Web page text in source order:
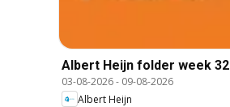
Albert Heijn folder week 32
03-08-2026- 09-08-2026
Albert Heijn